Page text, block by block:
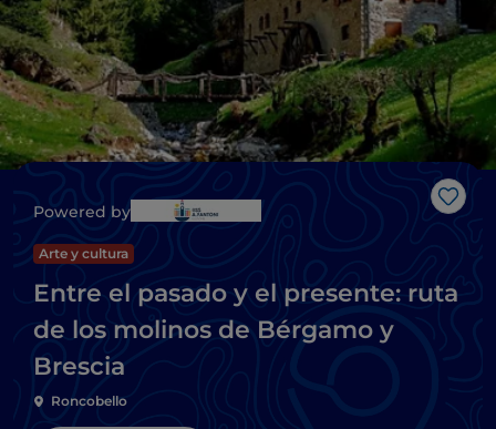
Me
Powered by
Arte y cultura
Entre el pasado y el presente: ruta
de los molinos de Bérgamo y
Brescia
Roncobello